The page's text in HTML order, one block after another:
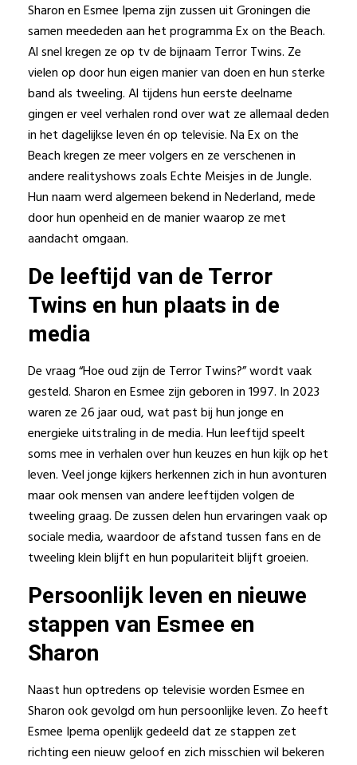
Sharon en Esmee Ipema zijn zussen uit Groningen die
samen meededen aan het programma Ex on the Beach.
Al snel kregen ze op tv de bijnaam Terror Twins. Ze
vielen op door hun eigen manier van doen en hun sterke
band als tweeling. Al tijdens hun eerste deelname
gingen er veel verhalen rond over wat ze allemaal deden
in het dagelijkse leven én op televisie. Na Ex on the
Beach kregen ze meer volgers en ze verschenen in
andere realityshows zoals Echte Meisjes in de Jungle.
Hun naam werd algemeen bekend in Nederland, mede
door hun openheid en de manier waarop ze met
aandacht omgaan.
De leeftijd van de Terror
Twins en hun plaats in de
media
De vraag “Hoe oud zijn de Terror Twins?” wordt vaak
gesteld. Sharon en Esmee zijn geboren in 1997. In 2023
waren ze 26 jaar oud, wat past bij hun jonge en
energieke uitstraling in de media. Hun leeftijd speelt
soms mee in verhalen over hun keuzes en hun kijk op het
leven. Veel jonge kijkers herkennen zich in hun avonturen
maar ook mensen van andere leeftijden volgen de
tweeling graag. De zussen delen hun ervaringen vaak op
sociale media, waardoor de afstand tussen fans en de
tweeling klein blijft en hun populariteit blijft groeien.
Persoonlijk leven en nieuwe
stappen van Esmee en
Sharon
Naast hun optredens op televisie worden Esmee en
Sharon ook gevolgd om hun persoonlijke leven. Zo heeft
Esmee Ipema openlijk gedeeld dat ze stappen zet
richting een nieuw geloof en zich misschien wil bekeren